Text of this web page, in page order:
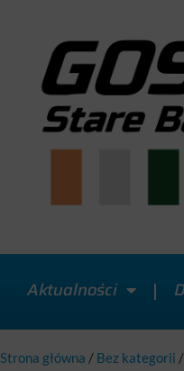
Aktualności
Strona główna / Bez kategorii /